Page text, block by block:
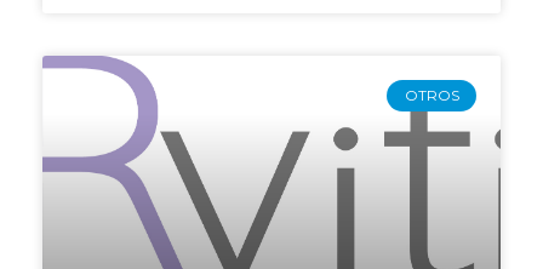
OTROS